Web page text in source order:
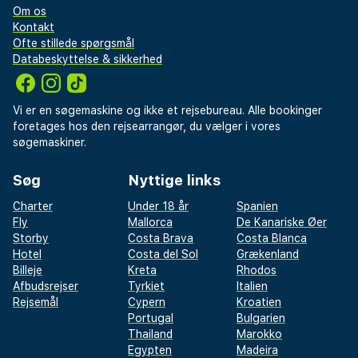
tjenester og frisørsalon. Få stillet sulten med frokost
eller aftensmad på Restaurant Marocain, en
restaurant, som specialiserer sig i lokale retter. Du kan
også blive på værelset, hvor der er mulighed for
roomservice (i et begrænset antal timer). Kontinental
morgenmad tilbydes mod gebyr dagligt fra kl. 07.00 til
kl. 10.00.
Du vil blive bedt om at betale følgende på
skatter:
Der pålægges en byskat: 19.80 MAD pr. person pr.
nat. Denne skat gælder ikke for børn under 12 år.
Vi har medtaget alle gebyrer, som
overnatningsstedet har oplyst.
Gebyr for kontinental morgenmad: 50 MAD pr. person
Om os
Kontakt
Ofte stillede spørgsmål
Databeskyttelse & sikkerhed
Vi er en søgemaskine og ikke et rejsebureau. Alle bookinger
foretages hos den rejsearrangør, du vælger i vores
søgemaskiner.
Søg
Charter
Fly
Storby
Hotel
Billeje
Afbudsrejser
Rejsemål
Nyttige links
Under 18 år
Spanien
Mallorca
De Kanariske Øer
Costa Brava
Costa Blanca
Costa del Sol
Grækenland
Kreta
Rhodos
Tyrkiet
Italien
Cypern
Kroatien
Portugal
Bulgarien
Thailand
Marokko
Egypten
Madeira